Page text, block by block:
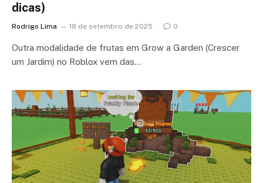
dicas)
Rodrigo Lima 18 de setembro de 2025 0
Outra modalidade de frutas em Grow a Garden (Crescer
um Jardim) no Roblox vem das…